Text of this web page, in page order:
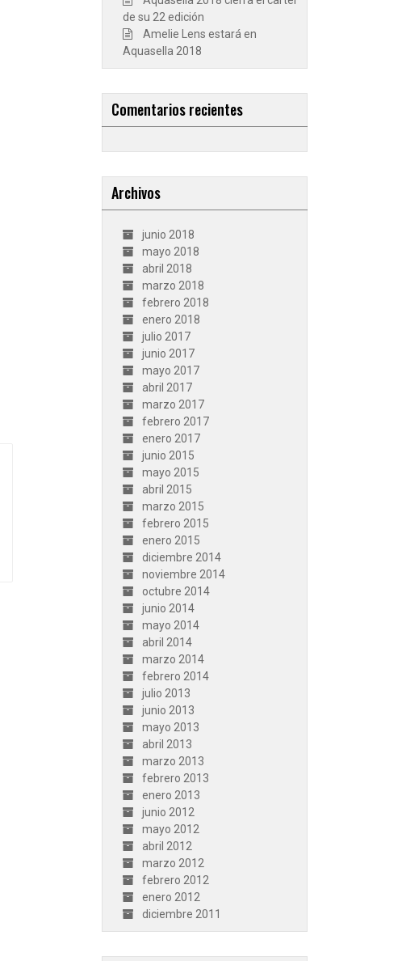
de su 22 edición
Amelie Lens estará en
Aquasella 2018
Comentarios recientes
Archivos
junio 2018
mayo 2018
abril 2018
marzo 2018
febrero 2018
enero 2018
julio 2017
junio 2017
mayo 2017
abril 2017
marzo 2017
febrero 2017
enero 2017
junio 2015
mayo 2015
abril 2015
marzo 2015
febrero 2015
enero 2015
diciembre 2014
noviembre 2014
octubre 2014
junio 2014
mayo 2014
abril 2014
marzo 2014
febrero 2014
julio 2013
junio 2013
mayo 2013
abril 2013
marzo 2013
febrero 2013
enero 2013
junio 2012
mayo 2012
abril 2012
marzo 2012
febrero 2012
enero 2012
diciembre 2011